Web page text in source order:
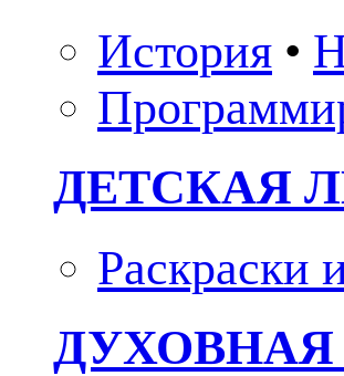
История •
ДЕТСКАЯ
Раскраски
ДУХОВНАЯ